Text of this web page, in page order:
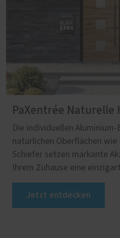
PaXentrée Naturelle
Die individuellen
natürlichen Oberflächen wie
Schiefer setzen markante
Ihrem Zuhause eine
Jetzt entdecken